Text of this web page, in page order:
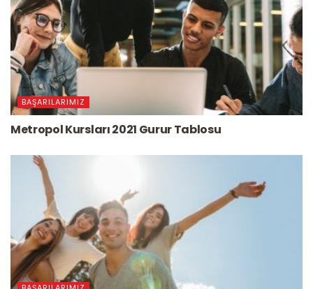
BAŞARILARIMIZ
Metropol Kursları 2021 Gurur Tablosu